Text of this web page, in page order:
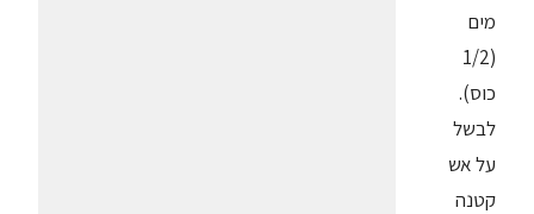
מים
(1/2
כוס).
לבשל
על אש
קטנה